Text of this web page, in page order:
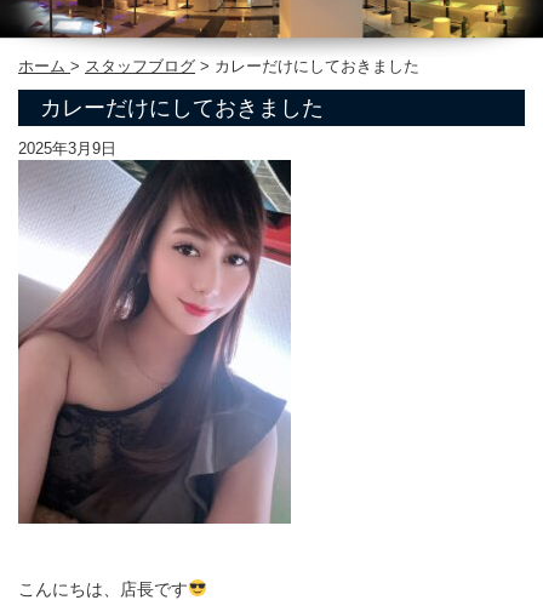
ホーム > スタッフブログ > カレーだけにしておきました
カレーだけにしておきました
2025年3月9日
こんにちは、店長です